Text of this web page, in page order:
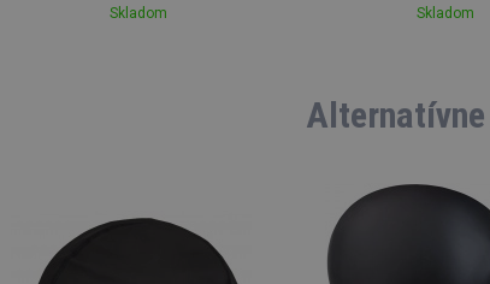
Skladom Skladom